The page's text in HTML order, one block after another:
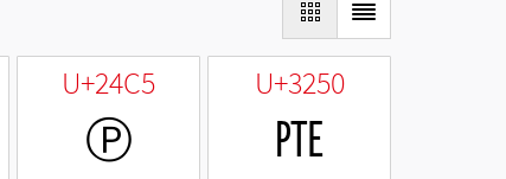
U+24C5
Ⓟ
U+3250
㉐